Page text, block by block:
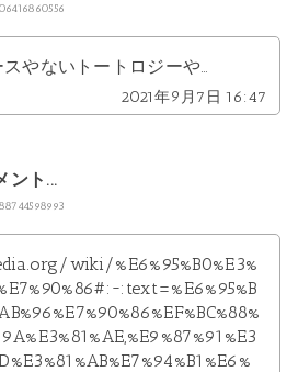
やないトートロジーや…
2021年9月7日 16:47
ント...
wiki/%E6%95%B0%E3%